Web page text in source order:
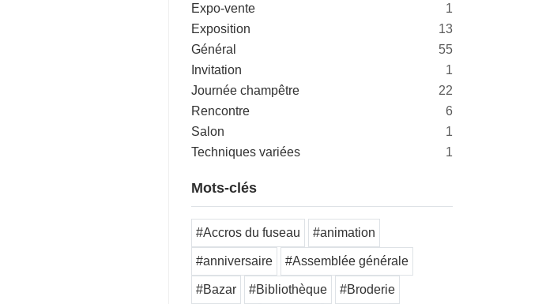
Expo-vente
1
Exposition
13
Général
55
Invitation
1
Journée champêtre
22
Rencontre
6
Salon
1
Techniques variées
1
Mots-clés
#Accros du fuseau #animation
#anniversaire #Assemblée générale
#Bazar #Bibliothèque #Broderie